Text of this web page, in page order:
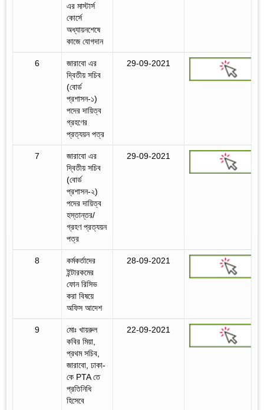
এর মাস্টার্স
কোর্সে
অধ্যায়নশেষে
কাজে যোগদান
6
জারাবো এর
দ্বিতীয় সচিব
(বোর্ড
প্রশাসন-১)
পদের দায়িত্ব
গ্রহণের
প্রত্যয়ন পত্র
29-09-2021
7
জারাবো এর
দ্বিতীয় সচিব
(বোর্ড
প্রশাসন-২)
পদের দায়িত্ব
হস্তান্তর/
গ্রহণ প্রত্যয়ন
পত্র
29-09-2021
8
কর্মকর্তাদের
ইন্টারকমের
ফোন রিসিভ
করা বিষয়ে
অফিস আদেশ
28-09-2021
9
মোঃ খায়রুল
কবির মিয়া,
প্রথম সচিব,
জারাবো, ঢাকা-
কে PTA তে
প্রতিনিধি
হিসেবে
22-09-2021